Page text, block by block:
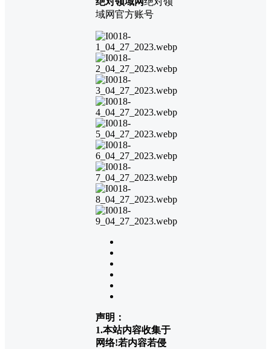
域网官方账号
声明：
1.本站内容收集于
网络!若内容若侵